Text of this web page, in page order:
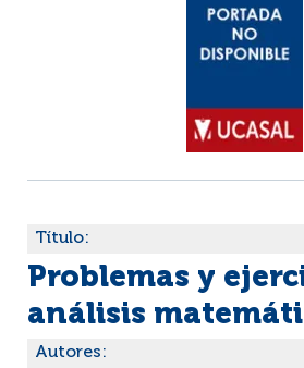
Título:
Problemas y
análisis
Autores: